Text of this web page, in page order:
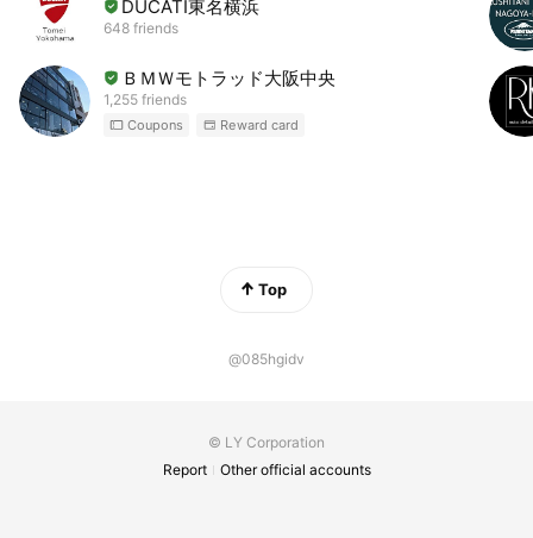
DUCATI東名横浜
648 friends
ＢＭＷモトラッド大阪中央
1,255 friends
Coupons Reward card
Top
@085hgidv
© LY Corporation
Report
Other official accounts